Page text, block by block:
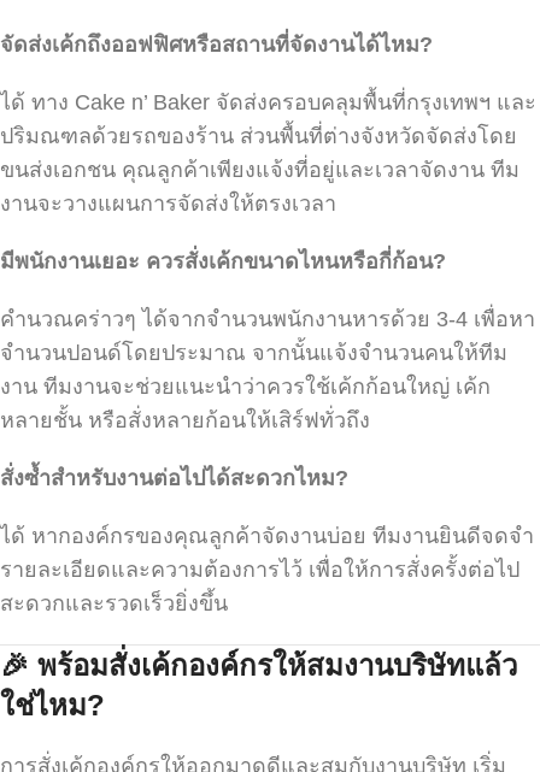
จัดส่งเค้กถึงออฟฟิศหรือสถานที่จัดงานได้ไหม?
ได้ ทาง Cake n’ Baker จัดส่งครอบคลุมพื้นที่กรุงเทพฯ และ
ปริมณฑลด้วยรถของร้าน ส่วนพื้นที่ต่างจังหวัดจัดส่งโดย
ขนส่งเอกชน คุณลูกค้าเพียงแจ้งที่อยู่และเวลาจัดงาน ทีม
งานจะวางแผนการจัดส่งให้ตรงเวลา
มีพนักงานเยอะ ควรสั่งเค้กขนาดไหนหรือกี่ก้อน?
คำนวณคร่าวๆ ได้จากจำนวนพนักงานหารด้วย 3-4 เพื่อหา
จำนวนปอนด์โดยประมาณ จากนั้นแจ้งจำนวนคนให้ทีม
งาน ทีมงานจะช่วยแนะนำว่าควรใช้เค้กก้อนใหญ่ เค้ก
หลายชั้น หรือสั่งหลายก้อนให้เสิร์ฟทั่วถึง
สั่งซ้ำสำหรับงานต่อไปได้สะดวกไหม?
ได้ หากองค์กรของคุณลูกค้าจัดงานบ่อย ทีมงานยินดีจดจำ
รายละเอียดและความต้องการไว้ เพื่อให้การสั่งครั้งต่อไป
สะดวกและรวดเร็วยิ่งขึ้น
🎉 พร้อมสั่งเค้กองค์กรให้สมงานบริษัทแล้ว
ใช่ไหม?
การสั่งเค้กองค์กรให้ออกมาดูดีและสมกับงานบริษัท เริ่ม